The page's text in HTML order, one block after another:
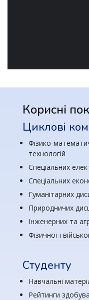
Корисні
Циклові
Фізико-
технологій
Спеціальних
Спеціальних
Гуманітарних
Природничих
Інженерних та
Фізичної і
Студенту
Навчальні
Рейтинги